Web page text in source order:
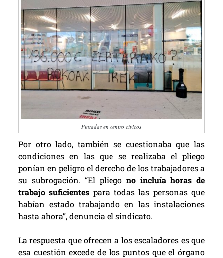
Pintadas en centro cívicos
Por otro lado, también se cuestionaba que las
condiciones en las que se realizaba el pliego
ponían en peligro el derecho de los trabajadores a
su subrogación. “El pliego no incluía horas de
trabajo suficientes para todas las personas que
habían estado trabajando en las instalaciones
hasta ahora”, denuncia el sindicato.
La respuesta que ofrecen a los escaladores es que
esa cuestión excede de los puntos que el órgano